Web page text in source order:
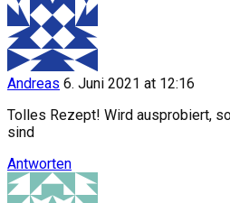
Andreas 6. Juni 2021 at 12:16
Tolles Rezept! Wird ausprobiert,
sind
Antworten